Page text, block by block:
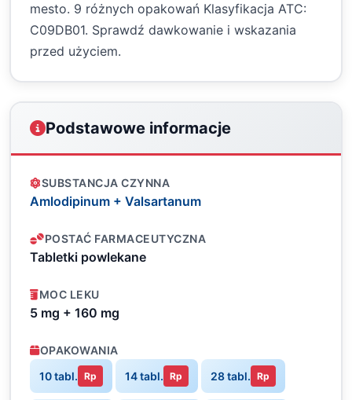
mesto. 9 różnych opakowań Klasyfikacja ATC:
C09DB01. Sprawdź dawkowanie i wskazania
przed użyciem.
Podstawowe informacje
SUBSTANCJA CZYNNA
Amlodipinum + Valsartanum
POSTAĆ FARMACEUTYCZNA
Tabletki powlekane
MOC LEKU
5 mg + 160 mg
OPAKOWANIA
10 tabl. Rp 14 tabl. Rp 28 tabl. Rp